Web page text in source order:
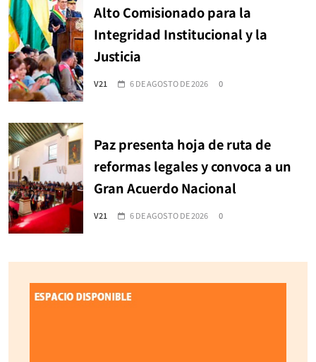
Alto Comisionado para la
Integridad Institucional y la
Justicia
V21 6 DE AGOSTO DE 2026 0
Paz presenta hoja de ruta de
reformas legales y convoca a un
Gran Acuerdo Nacional
V21 6 DE AGOSTO DE 2026 0